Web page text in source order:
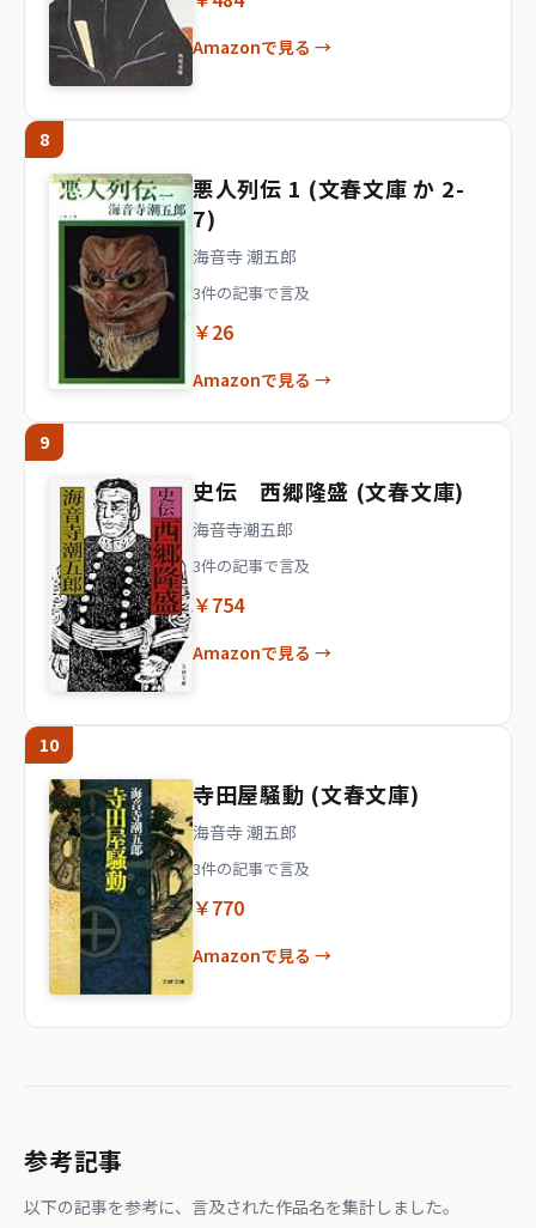
Amazonで見る →
8
悪人列伝 1 (文春文庫 か 2-
7)
海音寺 潮五郎
3件の記事で言及
￥26
Amazonで見る →
9
史伝 西郷隆盛 (文春文庫)
海音寺潮五郎
3件の記事で言及
￥754
Amazonで見る →
10
寺田屋騒動 (文春文庫)
海音寺 潮五郎
3件の記事で言及
￥770
Amazonで見る →
参考記事
以下の記事を参考に、言及された作品名を集計しました。